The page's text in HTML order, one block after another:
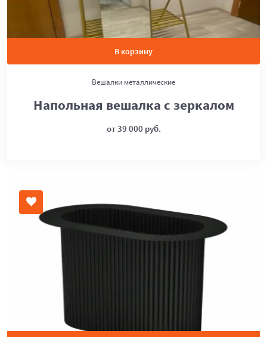
В корзину
Вешалки металлические
Напольная вешалка с зеркалом
от 39 000 руб.